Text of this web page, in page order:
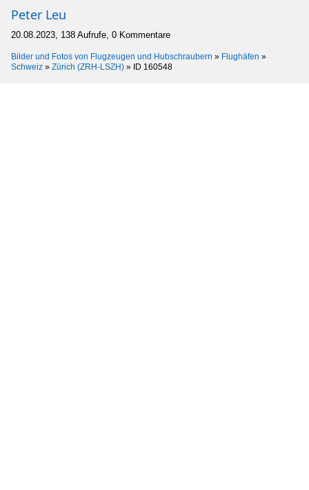
Peter Leu
20.08.2023, 138 Aufrufe, 0 Kommentare
Bilder und Fotos von Flugzeugen und Hubschraubern » Flughäfen »
Schweiz » Zürich (ZRH-LSZH) » ID 160548